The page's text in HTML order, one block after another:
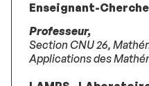
Enseignant-
Professeur,
Section CNU 26,
Applications des